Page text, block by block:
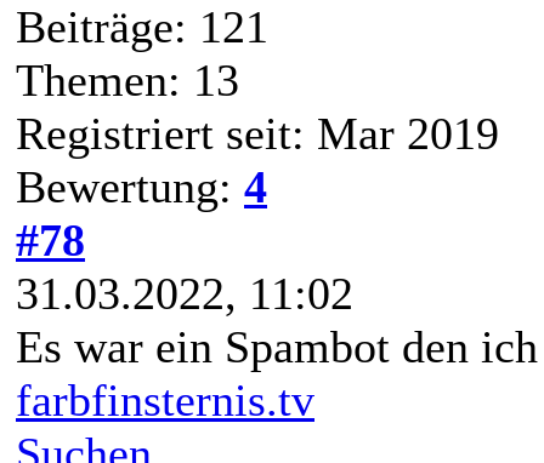
Beiträge: 121
Themen: 13
Registriert seit: Mar 2019
Bewertung: 4
#78
31.03.2022, 11:02
Es war ein Spambot den
farbfinsternis.tv